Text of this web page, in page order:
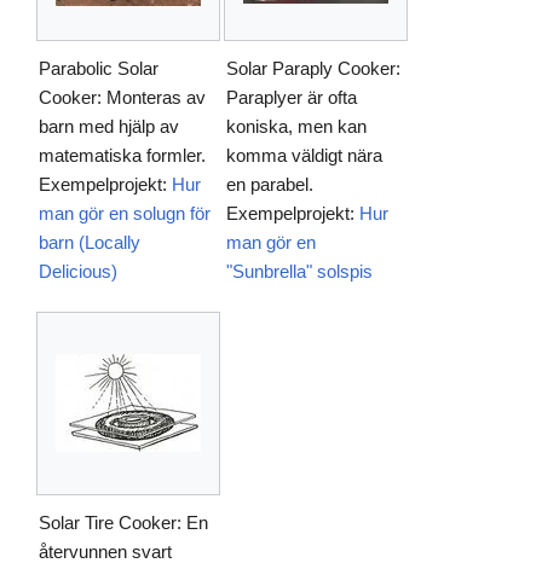
Parabolic Solar
Cooker: Monteras av
barn med hjälp av
matematiska formler.
Exempelprojekt: Hur
man gör en solugn för
barn (Locally
Delicious)
Solar Paraply Cooker:
Paraplyer är ofta
koniska, men kan
komma väldigt nära
en parabel.
Exempelprojekt: Hur
man gör en
"Sunbrella" solspis
Solar Tire Cooker: En
återvunnen svart